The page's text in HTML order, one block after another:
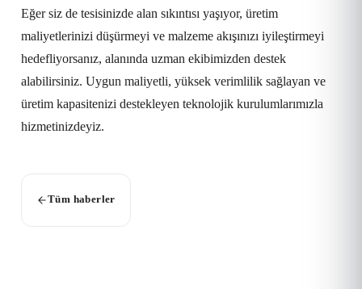
Eğer siz de tesisinizde alan sıkıntısı yaşıyor, üretim
maliyetlerinizi düşürmeyi ve malzeme akışınızı iyileştirmeyi
hedefliyorsanız, alanında uzman ekibimizden destek
alabilirsiniz. Uygun maliyetli, yüksek verimlilik sağlayan ve
üretim kapasitenizi destekleyen teknolojik kurulumlarımızla
hizmetinizdeyiz.
Tüm haberler